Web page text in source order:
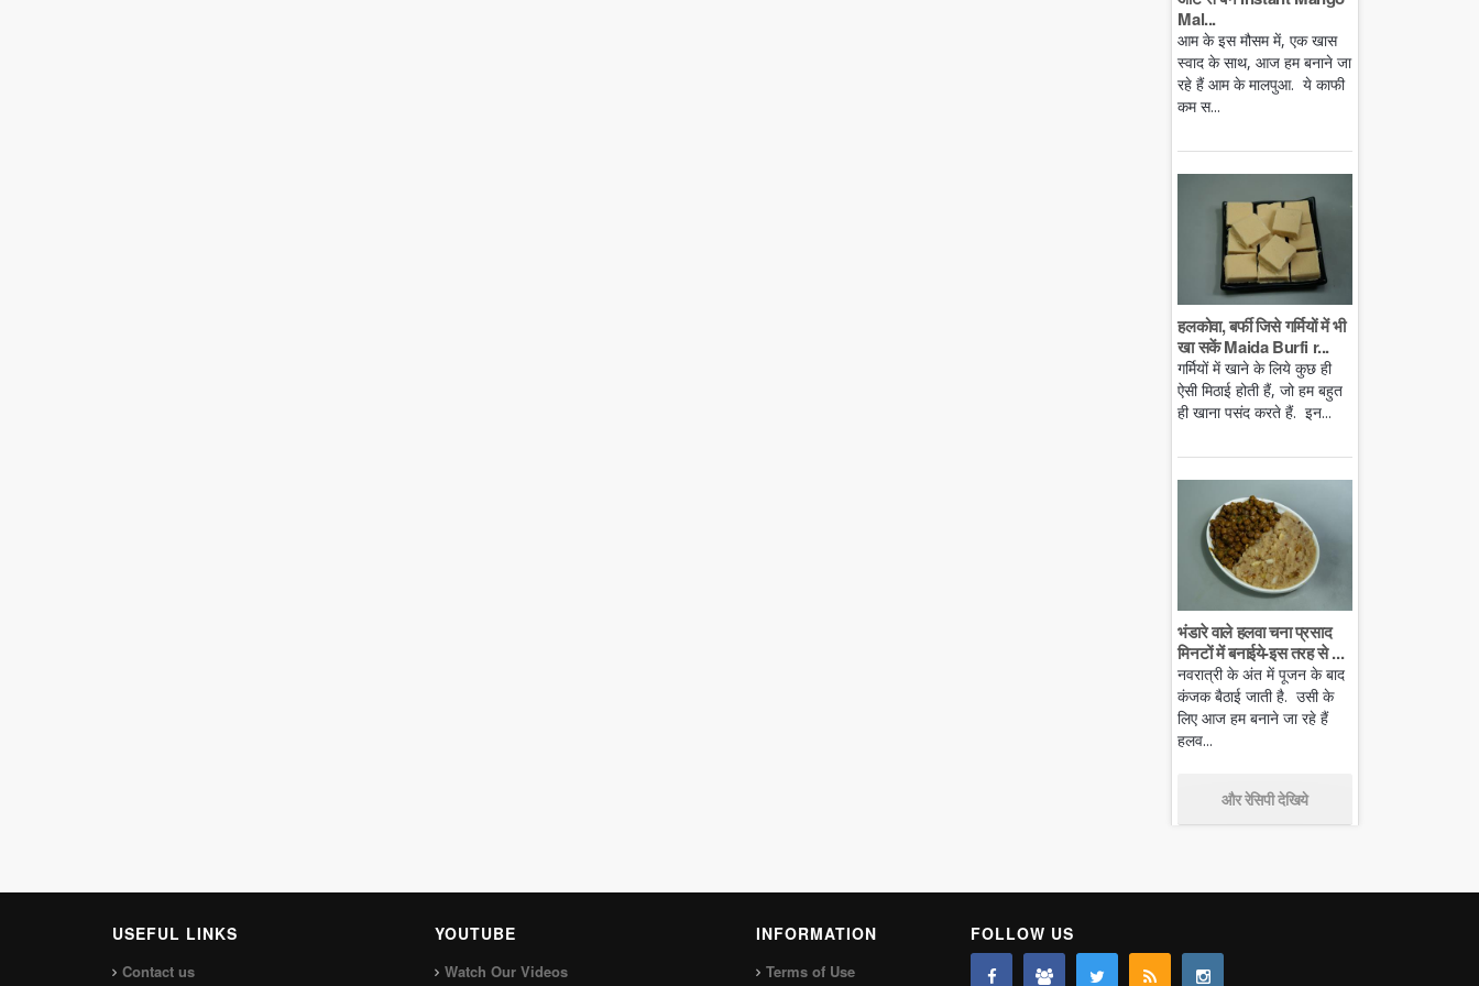
Mal...
आम के इस मौसम में, एक खास
स्वाद के साथ, आज हम बनाने जा
रहे हैं आम के मालपुआ. ये काफी
कम स...
हलकोवा, बर्फी जिसे गर्मियों में भी
खा सकें Maida Burfi r...
गर्मियों में खाने के लिये कुछ ही
ऐसी मिठाई होती हैं, जो हम बहुत
ही खाना पसंद करते हैं. इन...
भंडारे वाले हलवा चना प्रसाद
मिनटों में बनाईये-इस तरह से ...
नवरात्री के अंत में पूजन के बाद
कंजक बैठाई जाती है. उसी के
लिए आज हम बनाने जा रहे हैं
हलव...
और रेसिपी देखिये
USEFUL LINKS
Contact us
YOUTUBE
Watch Our Videos
INFORMATION
Terms of Use
FOLLOW US